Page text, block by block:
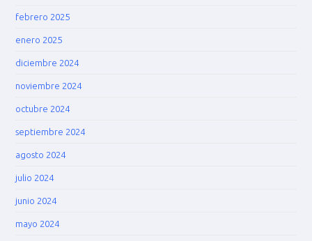
febrero 2025
enero 2025
diciembre 2024
noviembre 2024
octubre 2024
septiembre 2024
agosto 2024
julio 2024
junio 2024
mayo 2024